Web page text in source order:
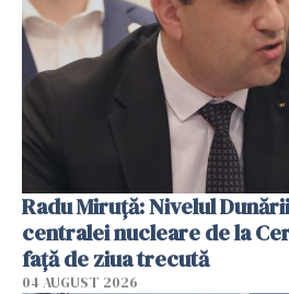
Radu Miruţă: Nivelul
centralei nucleare de la
faţă de ziua trecută
04 AUGUST 2026